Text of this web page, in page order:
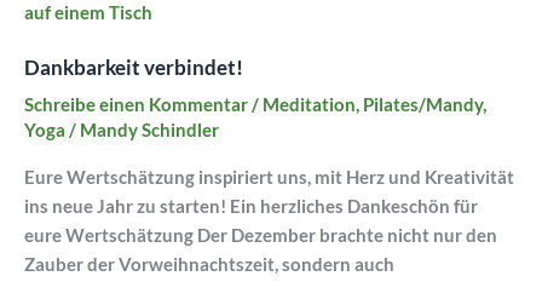
Dankbarkeit verbindet!
Schreibe einen Kommentar/ Meditation, Pilates/Mandy,
Yoga / Mandy Schindler
Eure Wertschätzung inspiriert uns, mit Herz und Kreativität
ins neue Jahr zu starten! Ein herzliches Dankeschön für
eure Wertschätzung Der Dezember brachte nicht nur den
Zauber der Vorweihnachtszeit, sondern auch
verbindet!